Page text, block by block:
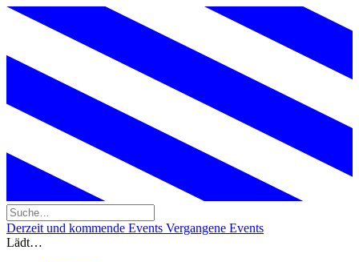
Derzeit und kommende Events Vergangene Events
Lädt…